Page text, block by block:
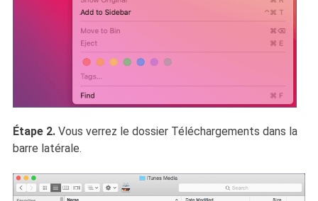
Étape 2.Vous verrez le dossier Téléchargements dans la
barre latérale.